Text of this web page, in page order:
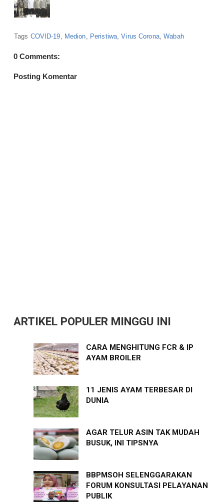
Tags COVID-19, Medion, Peristiwa,Virus Corona,Wabah
0 Comments:
Posting Komentar
ARTIKEL POPULER MINGGU INI
CARA MENGHITUNG FCR & IP
AYAM BROILER
11 JENIS AYAM TERBESAR DI
DUNIA
AGAR TELUR ASIN TAK MUDAH
BUSUK, INI TIPSNYA
BBPMSOH SELENGGARAKAN
FORUM KONSULTASI PELAYANAN
PUBLIK